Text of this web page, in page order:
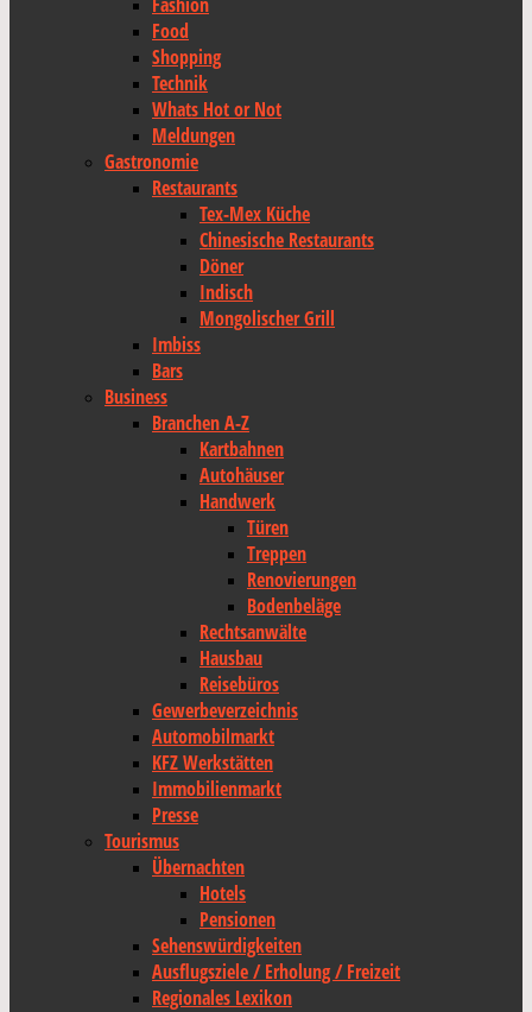
Food
Shopping
Technik
Whats Hot or Not
Meldungen
Gastronomie
Restaurants
Tex-Mex Küche
Chinesische Restaurants
Döner
Indisch
Mongolischer Grill
Imbiss
Bars
Business
Branchen A-Z
Kartbahnen
Autohäuser
Handwerk
Türen
Treppen
Renovierungen
Bodenbeläge
Rechtsanwälte
Hausbau
Reisebüros
Gewerbeverzeichnis
Automobilmarkt
KFZ Werkstätten
Immobilienmarkt
Presse
Tourismus
Übernachten
Hotels
Pensionen
Sehenswürdigkeiten
Ausflugsziele / Erholung / Freizeit
Regionales Lexikon